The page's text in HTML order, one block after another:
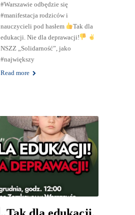
#Warszawie odbędzie się
#manifestacja rodziców i
nauczycieli pod hasłem
Tak dla
edukacji. Nie dla deprawacji!
NSZZ „Solidarność”, jako
#największy
Read more